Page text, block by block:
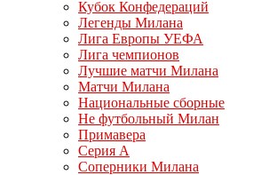
Кубок Конфедераций
Легенды Милана
Лига Европы УЕФА
Лига чемпионов
Лучшие матчи Милана
Матчи Милана
Национальные сборные
Не футбольный Милан
Примавера
Серия А
Соперники Милана